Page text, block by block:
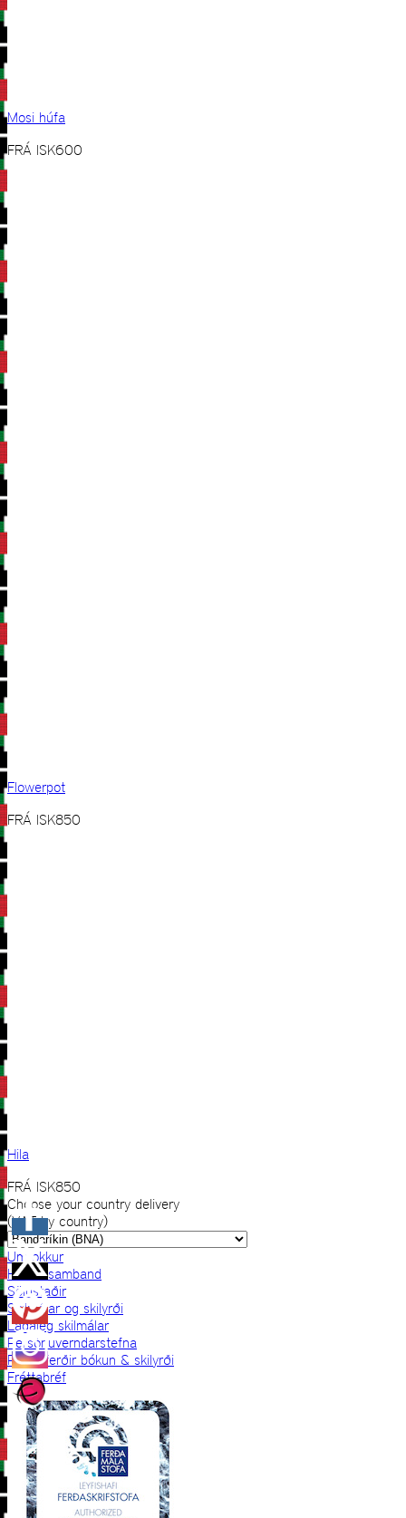
Mosi húfa
FRÁ ISK600
Flowerpot
FRÁ ISK850
Hila
FRÁ ISK850
Choose your country delivery
(VAT by country)
Um okkur
Hafðu samband
Sölustaðir
Skilmálar og skilyrði
Lagaleg skilmálar
Persónuverndarstefna
Prjónaferðir bókun & skilyrði
Fréttabréf